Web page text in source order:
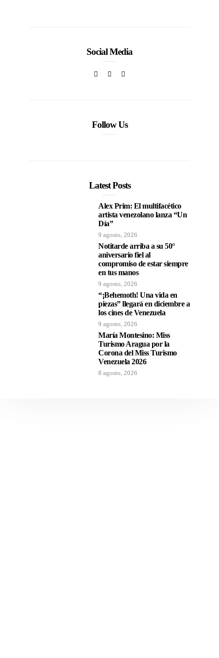
Social Media
Follow Us
Latest Posts
Alex Prim: El multifacético
artista venezolano lanza “Un
Día”
9 agosto, 2026
Notitarde arriba a su 50°
aniversario fiel al
compromiso de estar siempre
en tus manos
9 agosto, 2026
“¡Behemoth! Una vida en
piezas” llegará en diciembre a
los cines de Venezuela
9 agosto, 2026
María Montesino: Miss
Turismo Aragua por la
Corona del Miss Turismo
Venezuela 2026
8 agosto, 2026